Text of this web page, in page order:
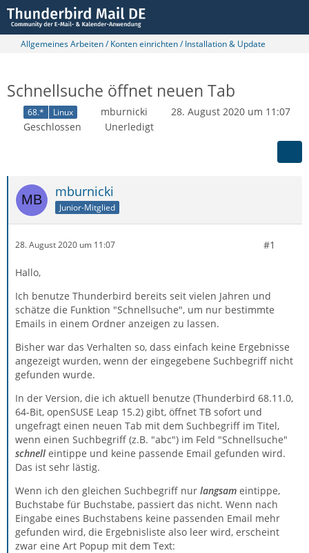
Allgemeines Arbeiten / Konten einrichten / Installation & Update
Schnellsuche öffnet neuen Tab
68.* Linux mburnicki
28. August 2020 um 11:07
Geschlossen
Unerledigt
mburnicki
Junior-Mitglied
28. August 2020 um 11:07 #1
Hallo,
Ich benutze Thunderbird bereits seit vielen Jahren und
schätze die Funktion "Schnellsuche", um nur bestimmte
Emails in einem Ordner anzeigen zu lassen.
Bisher war das Verhalten so, dass einfach keine Ergebnisse
angezeigt wurden, wenn der eingegebene Suchbegriff nicht
gefunden wurde.
In der Version, die ich aktuell benutze (Thunderbird 68.11.0,
64-Bit, openSUSE Leap 15.2) gibt, öffnet TB sofort und
ungefragt einen neuen Tab mit dem Suchbegriff im Titel,
wenn einen Suchbegriff (z.B. "abc") im Feld "Schnellsuche"
schnell eintippe und keine passende Email gefunden wird.
Das ist sehr lästig.
Wenn ich den gleichen Suchbegriff nur langsam eintippe,
Buchstabe für Buchstabe, passiert das nicht. Wenn nach
Eingabe eines Buchstabens keine passenden Email mehr
gefunden wird, die Ergebnisliste also leer wird, erscheint
zwar eine Art Popup mit dem Text: